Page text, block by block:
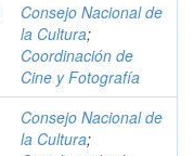
Consejo Nacional de
la Cultura;
Coordinación de
Cine y Fotografía
Consejo Nacional de
la Cultura;